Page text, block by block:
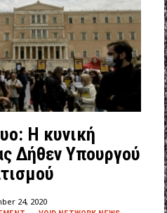
Η κυνική
Δήθεν Υπουργού
24, 2020